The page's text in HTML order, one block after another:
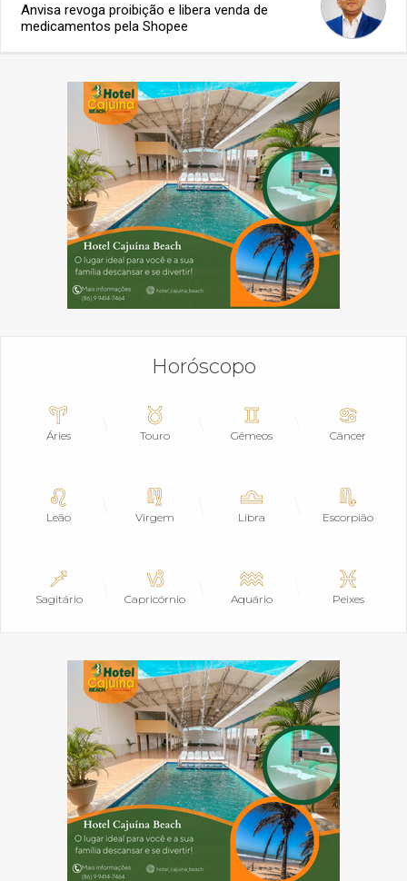
Anvisa revoga proibição e libera venda de
medicamentos pela Shopee
Horóscopo
Áries Touro Gêmeos Câncer
Leão Virgem Libra Escorpião
Sagitário Capricórnio Aquário Peixes